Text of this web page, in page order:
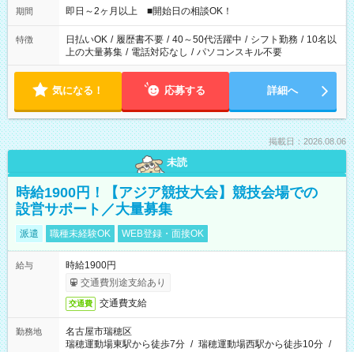
期間 即日～2ヶ月以上 ■開始日の相談OK！
特徴 日払いOK / 履歴書不要 / 40～50代活躍中 / シフト勤務 / 10名以
上の大量募集 / 電話対応なし / パソコンスキル不要
気になる！ 応募する 詳細へ
掲載日：2026.08.06
未読
時給1900円！【アジア競技大会】競技会場での
設営サポート／大量募集
派遣 職種未経験OK WEB登録・面接OK
給与
時給1900円
交通費別途支給あり
交通費 交通費支給
勤務地
名古屋市瑞穂区
瑞穂運動場東駅から徒歩7分 / 瑞穂運動場西駅から徒歩10分 /